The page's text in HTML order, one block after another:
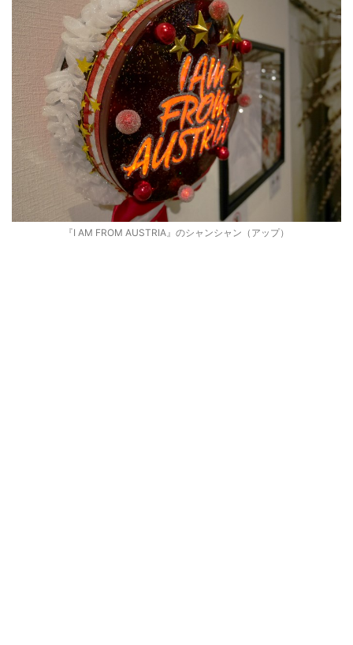
『I AM FROM AUSTRIA』のシャンシャン（アップ）